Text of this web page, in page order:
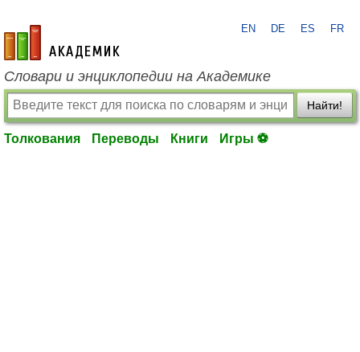
academic.ru
EN DE ES FR
Словари и энциклопедии на Академике
Найти!
Толкования Переводы Книги Игры ⚽